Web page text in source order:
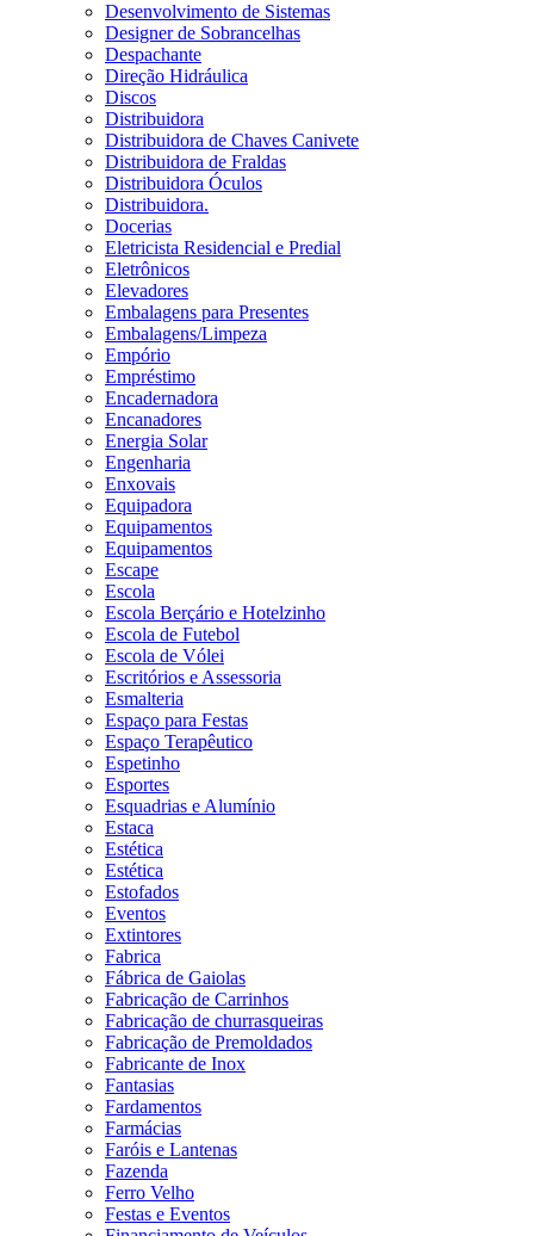
Desenvolvimento de Sistemas
Designer de Sobrancelhas
Despachante
Direção Hidráulica
Discos
Distribuidora
Distribuidora de Chaves Canivete
Distribuidora de Fraldas
Distribuidora Óculos
Distribuidora.
Docerias
Eletricista Residencial e Predial
Eletrônicos
Elevadores
Embalagens para Presentes
Embalagens/Limpeza
Empório
Empréstimo
Encadernadora
Encanadores
Energia Solar
Engenharia
Enxovais
Equipadora
Equipamentos
Equipamentos
Escape
Escola
Escola Berçário e Hotelzinho
Escola de Futebol
Escola de Vólei
Escritórios e Assessoria
Esmalteria
Espaço para Festas
Espaço Terapêutico
Espetinho
Esportes
Esquadrias e Alumínio
Estaca
Estética
Estética
Estofados
Eventos
Extintores
Fabrica
Fábrica de Gaiolas
Fabricação de Carrinhos
Fabricação de churrasqueiras
Fabricação de Premoldados
Fabricante de Inox
Fantasias
Fardamentos
Farmácias
Faróis e Lantenas
Fazenda
Ferro Velho
Festas e Eventos